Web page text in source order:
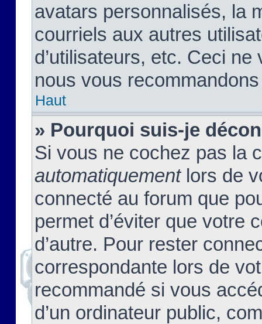
avatars personnalisés, la
courriels aux autres
d’utilisateurs, etc. Ceci
nous vous
Haut
» Pourquoi suis-je
Si vous ne cochez pas la
automatiquementlors de
connecté au forum que
permet d’éviter que votre
d’autre. Pour rester
correspondante lors de
recommandé si vous
d’un ordinateur public,